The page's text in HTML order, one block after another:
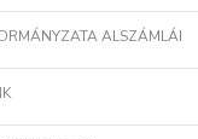
ALSZÁMLÁI